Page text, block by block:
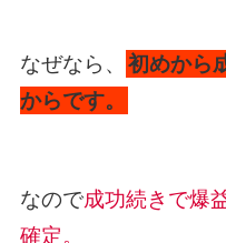
なぜなら、 初めから
からです。
なので成功続きで爆
確定。